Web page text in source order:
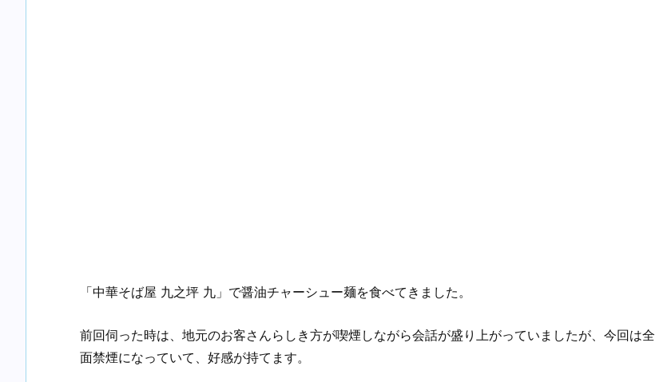
「中華そば屋 九之坪 九」で醤油チャーシュー麺を食べてきました。
前回伺った時は、地元のお客さんらしき方が喫煙しながら会話が盛り上がっていましたが、今回は全
面禁煙になっていて、好感が持てます。